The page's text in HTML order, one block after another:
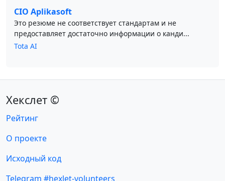
CIO Aplikasoft
Это резюме не соответствует стандартам и не
предоставляет достаточно информации о канди...
Tota AI
Хекслет ©
Рейтинг
О проекте
Исходный код
Telegram #hexlet-volunteers